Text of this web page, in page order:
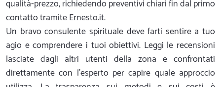
qualità-prezzo, richiedendo preventivi chiari fin dal primo
contatto tramite Ernesto.it.
Un bravo consulente spirituale deve farti sentire a tuo
agio e comprendere i tuoi obiettivi. Leggi le recensioni
lasciate dagli altri utenti della zona e confrontati
direttamente con l'esperto per capire quale approccio